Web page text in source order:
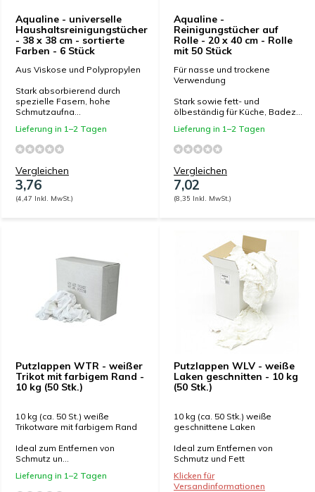
Aqualine - universelle
Haushaltsreinigungstücher
- 38 x 38 cm - sortierte
Farben - 6 Stück
Aus Viskose und Polypropylen
Stark absorbierend durch
spezielle Fasern, hohe
Schmutzaufna...
Lieferung in 1–2 Tagen
Vergleichen
3,76
(4,47 Inkl. MwSt.)
Aqualine -
Reinigungstücher auf
Rolle - 20 x 40 cm - Rolle
mit 50 Stück
Für nasse und trockene
Verwendung
Stark sowie fett- und
ölbeständig für Küche, Badez...
Lieferung in 1–2 Tagen
Vergleichen
7,02
(8,35 Inkl. MwSt.)
Putzlappen WTR - weißer
Trikot mit farbigem Rand -
10 kg (50 Stk.)
10 kg (ca. 50 St.) weiße
Trikotware mit farbigem Rand
Ideal zum Entfernen von
Schmutz un...
Lieferung in 1–2 Tagen
Putzlappen WLV - weiße
Laken geschnitten - 10 kg
(50 Stk.)
10 kg (ca. 50 Stk.) weiße
geschnittene Laken
Ideal zum Entfernen von
Schmutz und Fett
Klicken für
Versandinformationen